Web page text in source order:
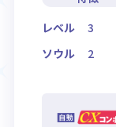
レベル
3
ソウル
2